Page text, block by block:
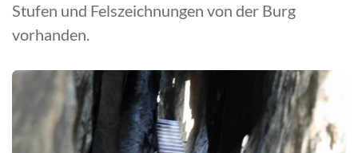
Stufen und Felszeichnungen von der Burg
vorhanden.